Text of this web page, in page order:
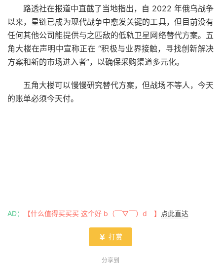
路透社在报道中直截了当地指出，自 2022 年俄乌战争
以来，星链已成为现代战争中愈发关键的工具，但目前没有
任何其他公司能提供与之匹敌的低轨卫星网络替代方案。五
角大楼在声明中宣称正在 “积极与业界接触，寻找创新解决
方案和新的市场进入者”，以确保采购渠道多元化。
五角大楼可以慢慢研究替代方案，但战场不等人，今天
的账单必须今天付。
AD： 【什么值得买买买 这个好 b（￣▽￣）d 】 点此直达
 打赏
分享到